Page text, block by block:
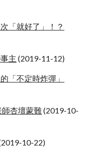
「就好了」！？
主 (2019-11-12)
「不定時炸彈」
師杏壇蒙難(2019-10-
10-22)